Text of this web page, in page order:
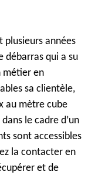
plusieurs années
débarras qui a su
métier en
sa clientèle,
au mètre cube
le cadre d’un
sont accessibles
la contacter en
et de